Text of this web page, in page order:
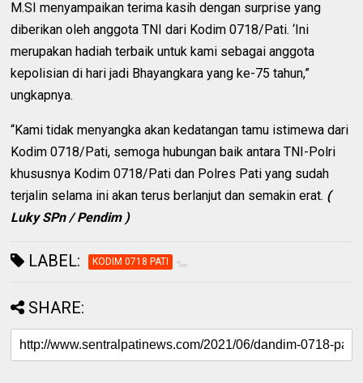
M.SI menyampaikan terima kasih dengan surprise yang
diberikan oleh anggota TNI dari Kodim 0718/Pati. ‘Ini
merupakan hadiah terbaik untuk kami sebagai anggota
kepolisian di hari jadi Bhayangkara yang ke-75 tahun,”
ungkapnya.
“Kami tidak menyangka akan kedatangan tamu istimewa dari
Kodim 0718/Pati, semoga hubungan baik antara TNI-Polri
khususnya Kodim 0718/Pati dan Polres Pati yang sudah
terjalin selama ini akan terus berlanjut dan semakin erat. (
Luky SPn / Pendim )
LABEL: KODIM 0718 PATI
SHARE: